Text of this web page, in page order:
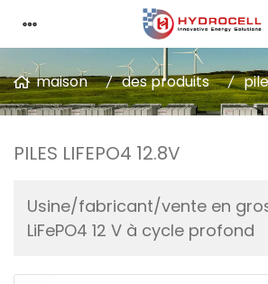
maison des produits
PILES LIFEPO4 12.8V
Usine/fabricant/vente en
LiFePO4 12 V à cycle profond